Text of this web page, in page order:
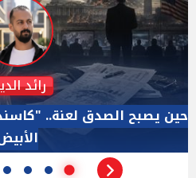
دكتور نزيه
الإجازة البرلمانية ليست
الأداة الوحيده